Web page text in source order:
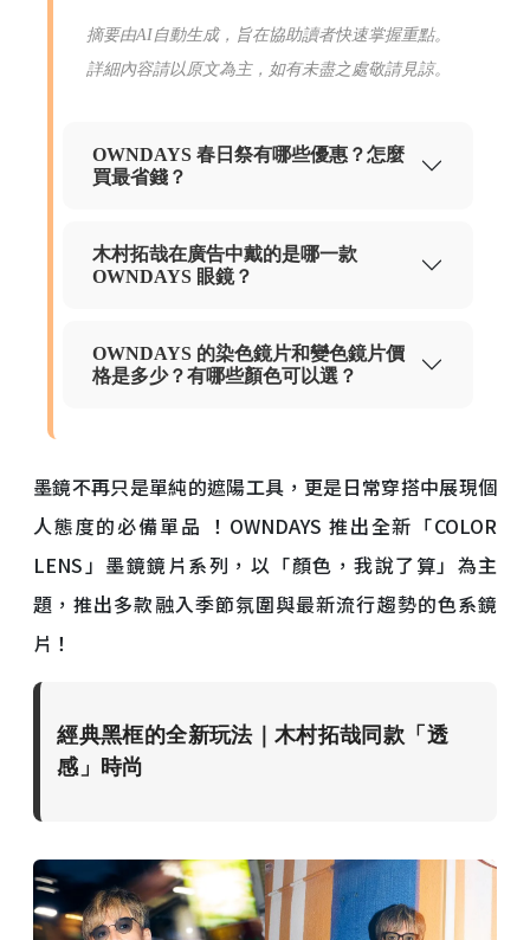
摘要由AI自動生成，旨在協助讀者快速掌握重點。
詳細內容請以原文為主，如有未盡之處敬請見諒。
OWNDAYS 春日祭有哪些優惠？怎麼
買最省錢？
木村拓哉在廣告中戴的是哪一款
OWNDAYS 眼鏡？
OWNDAYS 的染色鏡片和變色鏡片價
格是多少？有哪些顏色可以選？
墨鏡不再只是單純的遮陽工具，更是日常穿搭中展現個
人態度的必備單品 ！OWNDAYS 推出全新「COLOR
LENS」墨鏡鏡片系列，以「顏色，我說了算」為主
題，推出多款融入季節氛圍與最新流行趨勢的色系鏡
片！
經典黑框的全新玩法｜木村拓哉同款「透
感」時尚